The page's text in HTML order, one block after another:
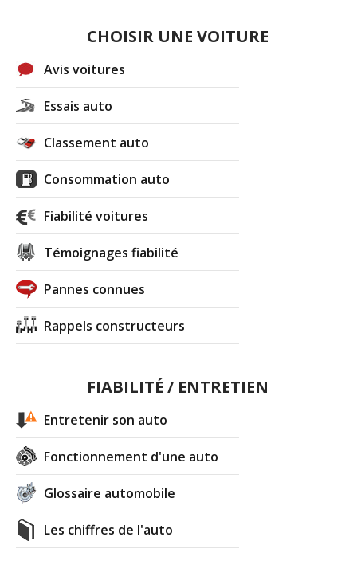
CHOISIR UNE VOITURE
Avis voitures
Essais auto
Classement auto
Consommation auto
Fiabilité voitures
Témoignages fiabilité
Pannes connues
Rappels constructeurs
FIABILITÉ / ENTRETIEN
Entretenir son auto
Fonctionnement d'une auto
Glossaire automobile
Les chiffres de l'auto